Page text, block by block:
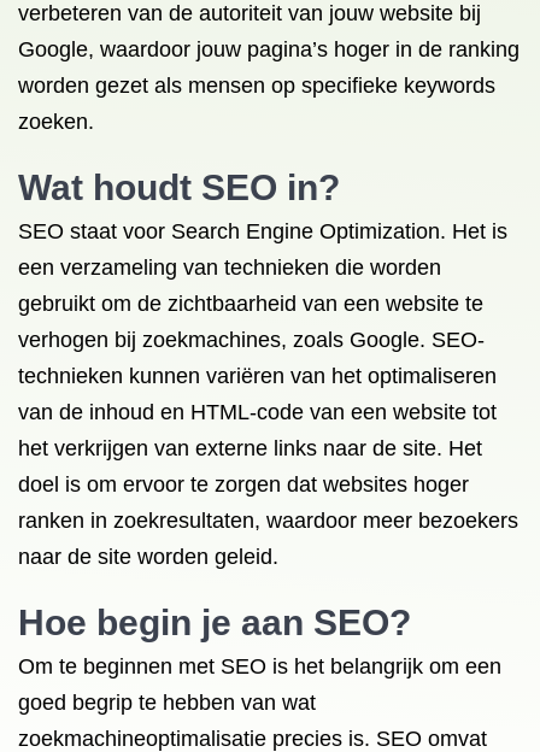
verbeteren van de autoriteit van jouw website bij
Google, waardoor jouw pagina’s hoger in de ranking
worden gezet als mensen op specifieke keywords
zoeken.
Wat houdt SEO in?
SEO staat voor Search Engine Optimization. Het is
een verzameling van technieken die worden
gebruikt om de zichtbaarheid van een website te
verhogen bij zoekmachines, zoals Google. SEO-
technieken kunnen variëren van het optimaliseren
van de inhoud en HTML-code van een website tot
het verkrijgen van externe links naar de site. Het
doel is om ervoor te zorgen dat websites hoger
ranken in zoekresultaten, waardoor meer bezoekers
naar de site worden geleid.
Hoe begin je aan SEO?
Om te beginnen met SEO is het belangrijk om een
goed begrip te hebben van wat
zoekmachineoptimalisatie precies is. SEO omvat